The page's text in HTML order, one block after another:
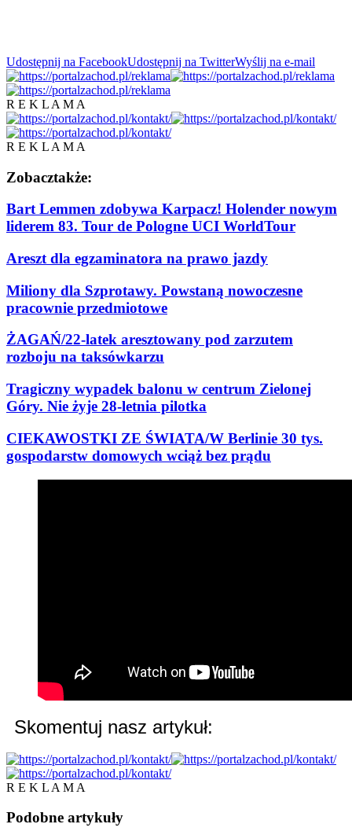
Udostępnij na FacebookUdostępnij na TwitterWyślij na e-mail
R E K L A M A
R E K L A M A
Zobacztakże:
Bart Lemmen zdobywa Karpacz! Holender nowym
liderem 83. Tour de Pologne UCI WorldTour
Areszt dla egzaminatora na prawo jazdy
Miliony dla Szprotawy. Powstaną nowoczesne
pracownie przedmiotowe
ŻAGAŃ/22-latek aresztowany pod zarzutem
rozboju na taksówkarzu
Tragiczny wypadek balonu w centrum Zielonej
Góry. Nie żyje 28-letnia pilotka
CIEKAWOSTKI ZE ŚWIATA/W Berlinie 30 tys.
gospodarstw domowych wciąż bez prądu
Skomentuj nasz artykuł:
R E K L A M A
Podobne artykuły